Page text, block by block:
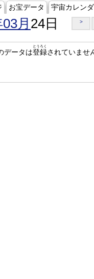
お宝データ 宇宙カレン
月 24日 >
データは登録
とうろく
されていませ